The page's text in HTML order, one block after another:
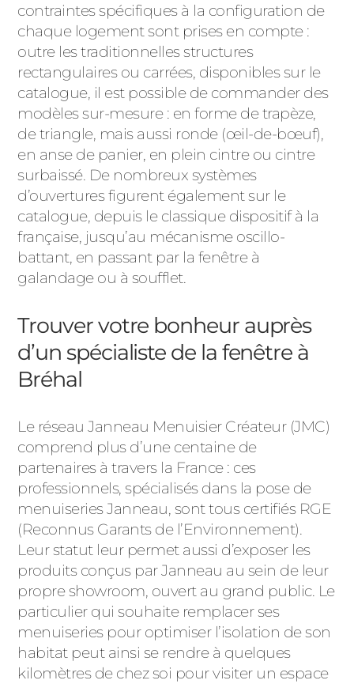
contraintes spécifiques à la configuration de
chaque logement sont prises en compte :
outre les traditionnelles structures
rectangulaires ou carrées, disponibles sur le
catalogue, il est possible de commander des
modèles sur-mesure : en forme de trapèze,
de triangle, mais aussi ronde (œil-de-bœuf),
en anse de panier, en plein cintre ou cintre
surbaissé. De nombreux systèmes
d’ouvertures figurent également sur le
catalogue, depuis le classique dispositif à la
française, jusqu’au mécanisme oscillo-
battant, en passant par la fenêtre à
galandage ou à soufflet.
Trouver votre bonheur auprès
d’un spécialiste de la fenêtre à
Bréhal
Le réseau Janneau Menuisier Créateur (JMC)
comprend plus d’une centaine de
partenaires à travers la France : ces
professionnels, spécialisés dans la pose de
menuiseries Janneau, sont tous certifiés RGE
(Reconnus Garants de l’Environnement).
Leur statut leur permet aussi d’exposer les
produits conçus par Janneau au sein de leur
propre showroom, ouvert au grand public. Le
particulier qui souhaite remplacer ses
menuiseries pour optimiser l’isolation de son
habitat peut ainsi se rendre à quelques
kilomètres de chez soi pour visiter un espace